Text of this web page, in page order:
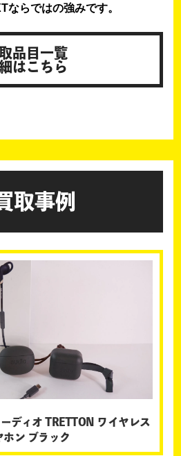
ならではの強みです。
品目一覧
はこちら
取事例
ディオ TRETTON ワイヤレス
ホン ブラック